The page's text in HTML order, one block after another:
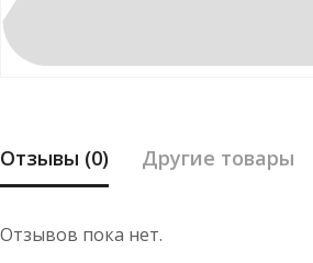
Отзывы (0) Другие товары
Отзывов пока нет.